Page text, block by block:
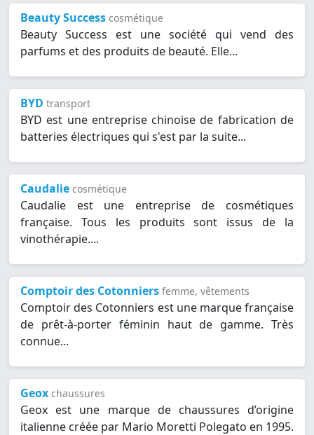
Beauty Success cosmétique
Beauty Success est une société qui vend des
parfums et des produits de beauté. Elle...
BYD transport
BYD est une entreprise chinoise de fabrication de
batteries électriques qui s'est par la suite...
Caudalie cosmétique
Caudalie est une entreprise de cosmétiques
française. Tous les produits sont issus de la
vinothérapie....
Comptoir des Cotonniers femme, vêtements
Comptoir des Cotonniers est une marque française
de prêt-à-porter féminin haut de gamme. Très
connue...
Geox chaussures
Geox est une marque de chaussures d’origine
italienne créée par Mario Moretti Polegato en 1995.